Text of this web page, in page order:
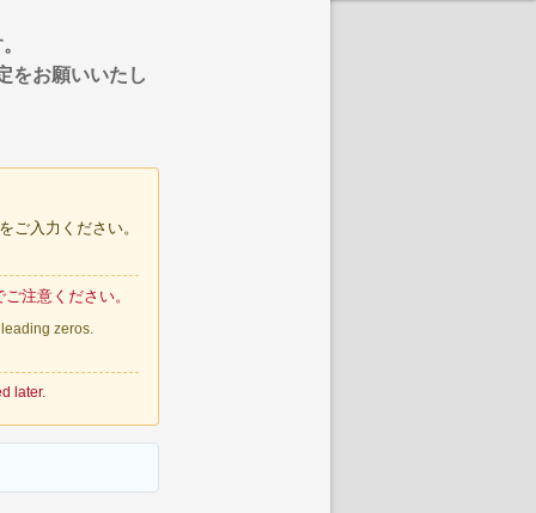
をお願いいたし
ご入力ください。
注意ください。
zeros.
later.